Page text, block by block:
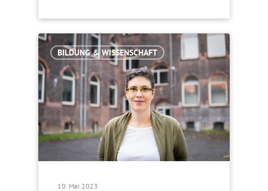
BILDUNG & WISSENSCHAFT
10. Mai 2023